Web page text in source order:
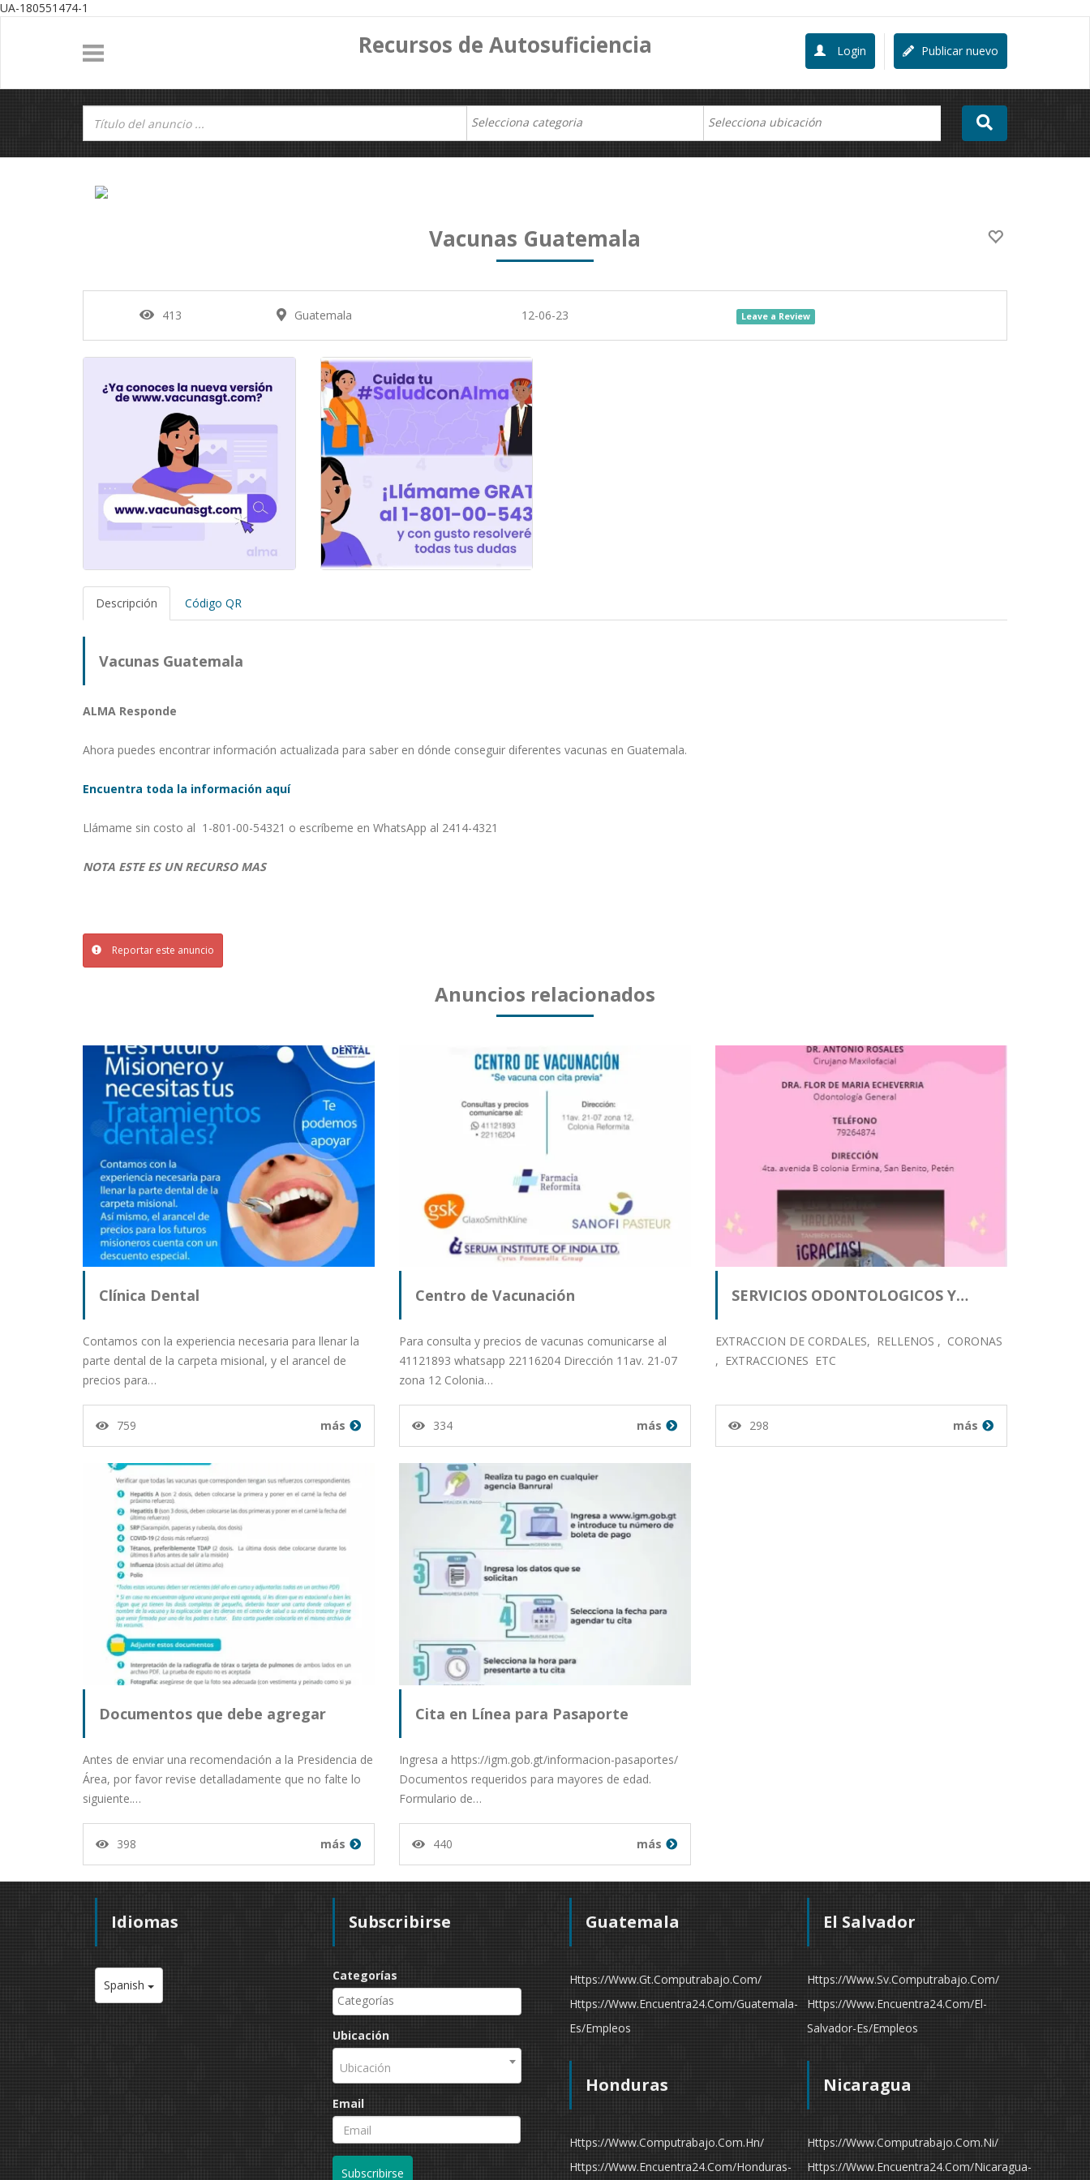
UA-180551474-1
Recursos de Autosuficiencia Publicar nuevo
Login
Vacunas Guatemala
413 Guatemala 12-06-23 Leave a Review
Descripción Código QR
Vacunas Guatemala
ALMA Responde
Ahora puedes encontrar información actualizada para saber en dónde conseguir diferentes vacunas en Guatemala.
Encuentra toda la información aquí
Llámame sin costo al 1-801-00-54321 o escríbeme en WhatsApp al 2414-4321
NOTA ESTE ES UN RECURSO MAS
Reportar este anuncio
Anuncios relacionados
Clínica Dental
Contamos con la experiencia necesaria para llenar la
parte dental de la carpeta misional, y el arancel de
precios para…
759 más
Centro de Vacunación
Para consulta y precios de vacunas comunicarse al
41121893 whatsapp 22116204 Dirección 11av. 21-07
zona 12 Colonia…
334 más
SERVICIOS ODONTOLOGICOS Y…
EXTRACCION DE CORDALES, RELLENOS , CORONAS
, EXTRACCIONES ETC
298 más
Documentos que debe agregar
Antes de enviar una recomendación a la Presidencia de
Área, por favor revise detalladamente que no falte lo
siguiente.…
398 más
Cita en Línea para Pasaporte
Ingresa a https://igm.gob.gt/informacion-pasaportes/
Documentos requeridos para mayores de edad.
Formulario de…
440 más
Idiomas
Spanish
Subscribirse
Categorías
Ubicación
Ubicación
Email
Subscribirse
Guatemala
Https://www.gt.computrabajo.com/
Https://www.encuentra24.com/guatemala-
Es/empleos
El Salvador
Https://www.sv.computrabajo.com/
Https://www.encuentra24.com/el-
Salvador-Es/empleos
Honduras
Https://www.computrabajo.com.hn/
Https://www.encuentra24.com/honduras-
Nicaragua
Https://www.computrabajo.com.ni/
Https://www.encuentra24.com/nicaragua-